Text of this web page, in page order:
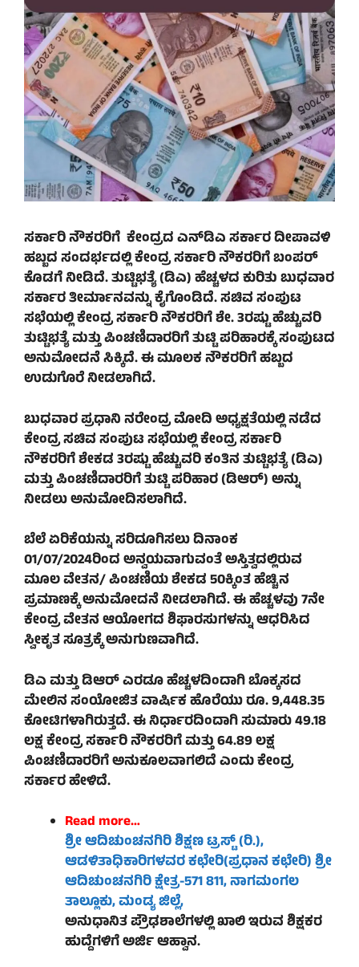
ಸರ್ಕಾರಿ ನೌಕರರಿಗೆ ಕೇಂದ್ರದ ಎನ್‌ಡಿಎ ಸರ್ಕಾರ ದೀಪಾವಳಿ
ಹಬ್ಬದ ಸಂದರ್ಭದಲ್ಲಿ ಕೇಂದ್ರ ಸರ್ಕಾರಿ ನೌಕರರಿಗೆ ಬಂಪರ್
ಕೊಡಗೆ ನೀಡಿದೆ. ತುಟ್ಟಿಭತ್ಯೆ (ಡಿಎ) ಹೆಚ್ಚಳದ ಕುರಿತು ಬುಧವಾರ
ಸರ್ಕಾರ ತೀರ್ಮಾನವನ್ನು ಕೈಗೊಂಡಿದೆ. ಸಚಿವ ಸಂಪುಟ
ಸಭೆಯಲ್ಲಿ ಕೇಂದ್ರ ಸರ್ಕಾರಿ ನೌಕರರಿಗೆ ಶೇ. 3ರಷ್ಟು ಹೆಚ್ಚುವರಿ
ತುಟ್ಟಿಭತ್ಯೆ ಮತ್ತು ಪಿಂಚಣಿದಾರರಿಗೆ ತುಟ್ಟಿ ಪರಿಹಾರಕ್ಕೆ ಸಂಪುಟದ
ಅನುಮೋದನೆ ಸಿಕ್ಕಿದೆ. ಈ ಮೂಲಕ ನೌಕರರಿಗೆ ಹಬ್ಬದ
ಉಡುಗೊರೆ ನೀಡಲಾಗಿದೆ.
ಬುಧವಾರ ಪ್ರಧಾನಿ ನರೇಂದ್ರ ಮೋದಿ ಅಧ್ಯಕ್ಷತೆಯಲ್ಲಿ ನಡೆದ
ಕೇಂದ್ರ ಸಚಿವ ಸಂಪುಟ ಸಭೆಯಲ್ಲಿ ಕೇಂದ್ರ ಸರ್ಕಾರಿ
ನೌಕರರಿಗೆ ಶೇಕಡ 3ರಷ್ಟು ಹೆಚ್ಚುವರಿ ಕಂತಿನ ತುಟ್ಟಿಭತ್ಯೆ (ಡಿಎ)
ಮತ್ತು ಪಿಂಚಣಿದಾರರಿಗೆ ತುಟ್ಟಿ ಪರಿಹಾರ (ಡಿಆರ್) ಅನ್ನು
ನೀಡಲು ಅನುಮೋದಿಸಲಾಗಿದೆ.
ಬೆಲೆ ಏರಿಕೆಯನ್ನು ಸರಿದೂಗಿಸಲು ದಿನಾಂಕ
01/07/2024ರಿಂದ ಅನ್ವಯವಾಗುವಂತೆ ಅಸ್ತಿತ್ವದಲ್ಲಿರುವ
ಮೂಲ ವೇತನ/ ಪಿಂಚಣಿಯ ಶೇಕಡ 50ಕ್ಕಿಂತ ಹೆಚ್ಚಿನ
ಪ್ರಮಾಣಕ್ಕೆ ಅನುಮೋದನೆ ನೀಡಲಾಗಿದೆ. ಈ ಹೆಚ್ಚಳವು 7ನೇ
ಕೇಂದ್ರ ವೇತನ ಆಯೋಗದ ಶಿಫಾರಸುಗಳನ್ನು ಆಧರಿಸಿದ
ಸ್ವೀಕೃತ ಸೂತ್ರಕ್ಕೆ ಅನುಗುಣವಾಗಿದೆ.
ಡಿಎ ಮತ್ತು ಡಿಆರ್ ಎರಡೂ ಹೆಚ್ಚಳದಿಂದಾಗಿ ಬೊಕ್ಕಸದ
ಮೇಲಿನ ಸಂಯೋಜಿತ ವಾರ್ಷಿಕ ಹೊರೆಯು ರೂ. 9,448.35
ಕೋಟಿಗಳಾಗಿರುತ್ತದೆ. ಈ ನಿರ್ಧಾರದಿಂದಾಗಿ ಸುಮಾರು 49.18
ಲಕ್ಷ ಕೇಂದ್ರ ಸರ್ಕಾರಿ ನೌಕರರಿಗೆ ಮತ್ತು 64.89 ಲಕ್ಷ
ಪಿಂಚಣಿದಾರರಿಗೆ ಅನುಕೂಲವಾಗಲಿದೆ ಎಂದು ಕೇಂದ್ರ
ಸರ್ಕಾರ ಹೇಳಿದೆ.
Read more…
ಶ್ರೀ ಆದಿಚುಂಚನಗಿರಿ ಶಿಕ್ಷಣ ಟ್ರಸ್ಟ್ (ರಿ.),
ಆಡಳಿತಾಧಿಕಾರಿಗಳವರ ಕಛೇರಿ(ಪ್ರಧಾನ ಕಛೇರಿ) ಶ್ರೀ
ಆದಿಚುಂಚನಗಿರಿ ಕ್ಷೇತ್ರ-571 811, ನಾಗಮಂಗಲ
ತಾಲ್ಲೂಕು, ಮಂಡ್ಯ ಜಿಲ್ಲೆ,
ಅನುಧಾನಿತ ಪ್ರೌಢಶಾಲೆಗಳಲ್ಲಿ ಖಾಲಿ ಇರುವ ಶಿಕ್ಷಕರ
ಹುದ್ದೆಗಳಿಗೆ ಅರ್ಜಿ ಆಹ್ವಾನ.